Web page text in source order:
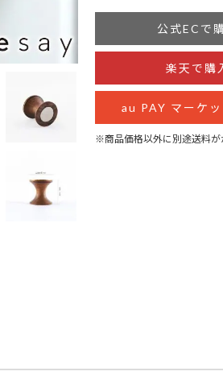
公式ECで
楽天で購
au PAY マーケ
※商品価格以外に別途送料が